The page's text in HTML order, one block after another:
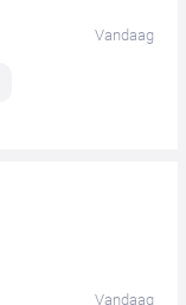
Vandaag
Vandaag